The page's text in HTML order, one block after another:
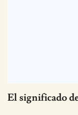
El significado